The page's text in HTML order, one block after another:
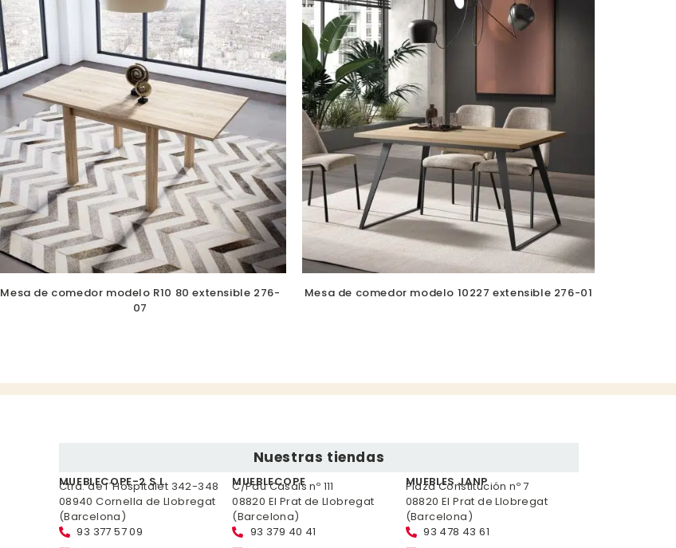
Mesa de comedor modelo R10 80 extensible 276-
07
Mesa de comedor modelo 10227 extensible 276-01
Nuestras tiendas
MUEBLECOPE-2 S.L.
Ctra. de l´Hospitalet 342-348
08940 Cornella de Llobregat
(Barcelona)
93 377 57 09
MUEBLECOPE
C/Pau Casals nº 111
08820 El Prat de Llobregat
(Barcelona)
93 379 40 41
MUEBLES JANP
Plaza Constitución nº 7
08820 El Prat de Llobregat
(Barcelona)
93 478 43 61